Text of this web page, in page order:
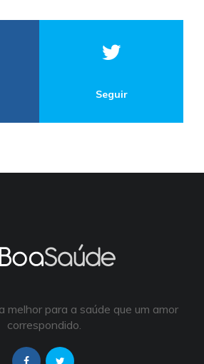
Seguir
melhor para a saúde que um amor
correspondido.